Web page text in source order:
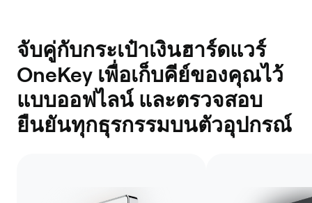
จับคู่กับกระเป๋าเงินฮาร์ดแวร์
OneKey เพื่อเก็บคีย์ของคุณไว้
แบบออฟไลน์ และตรวจสอบ
ยืนยันทุกธุรกรรมบนตัวอุปกรณ์